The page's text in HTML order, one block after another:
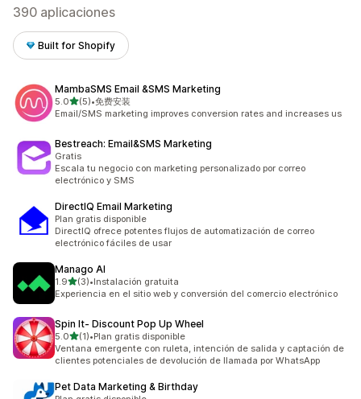
390 aplicaciones
Built for Shopify
MambaSMS Email &SMS Marketing
5.0de 5 estrellas
(5)
5 reseñas en total
•免费安装
Email/SMS marketing improves conversion rates and increases us
Bestreach: Email&SMS Marketing
Gratis
Escala tu negocio con marketing personalizado por correo
electrónico y SMS
DirectIQ Email Marketing
Plan gratis disponible
DirectIQ ofrece potentes flujos de automatización de correo
electrónico fáciles de usar
Manago AI
1.9de 5 estrellas
(3)
3 reseñas en total
•Instalación gratuita
Experiencia en el sitio web y conversión del comercio electrónico
Spin It‑ Discount Pop Up Wheel
5.0de 5 estrellas
(1)
1 reseñas en total
•Plan gratis disponible
Ventana emergente con ruleta, intención de salida y captación de
clientes potenciales de devolución de llamada por WhatsApp
Pet Data Marketing & Birthday